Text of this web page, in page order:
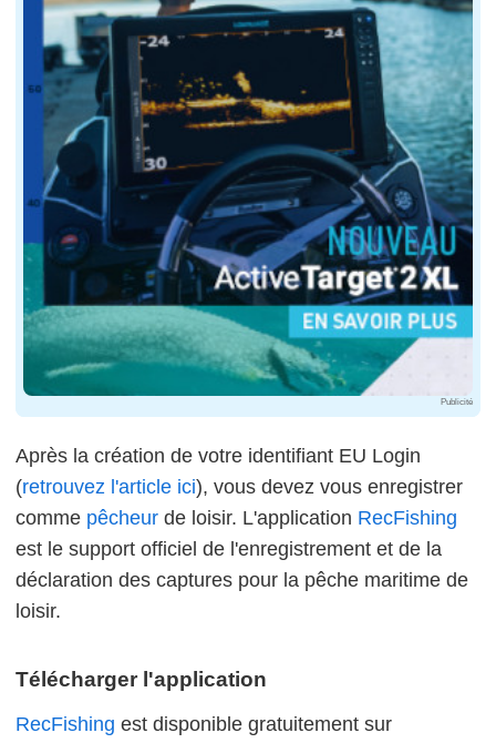
Publicité
Après la création de votre identifiant EU Login
(retrouvez l'article ici), vous devez vous enregistrer
comme pêcheur de loisir. L'application RecFishing
est le support officiel de l'enregistrement et de la
déclaration des captures pour la pêche maritime de
loisir.
Télécharger l'application
RecFishing est disponible gratuitement sur